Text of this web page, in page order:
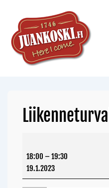
18:00 –19:30
19.1.2023